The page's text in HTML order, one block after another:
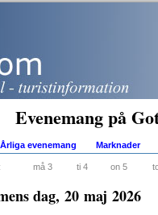
Evenemang på
Årliga evenemang Marknader
må 3 ti 4 on 5
dag, 20 maj 2026